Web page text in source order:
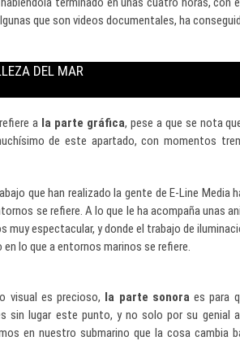
que son videos documentales, ha
DEL MAR
a la parte gráfica, pese a que se nota
de este apartado, con momentos
que han realizado la gente de E-Line
se refiere. A lo que le ha acompaña unas
muy espectacular, y donde el trabajo de
en lo que a entornos marinos se refiere.
visual es precioso, la parte sonoraes para
sin lugar este punto, y no solo por su genial
en nuestro submarino que la cosa cambia